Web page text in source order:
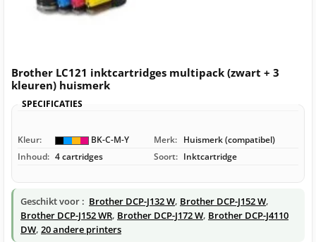
Brother LC121 inktcartridges multipack (zwart + 3
kleuren) huismerk
SPECIFICATIES
Kleur: BK-C-M-Y Merk: Huismerk (compatibel)
Inhoud: 4 cartridges Soort: Inktcartridge
Geschikt voor : Brother DCP-J132 W, Brother DCP-J152 W,
Brother DCP-J152 WR, Brother DCP-J172 W, Brother DCP-J4110
DW, 20 andere printers